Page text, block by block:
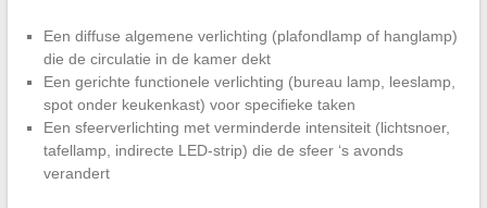
Een diffuse algemene verlichting (plafondlamp of hanglamp)
die de circulatie in de kamer dekt
Een gerichte functionele verlichting (bureau lamp, leeslamp,
spot onder keukenkast) voor specifieke taken
Een sfeerverlichting met verminderde intensiteit (lichtsnoer,
tafellamp, indirecte LED-strip) die de sfeer ‘s avonds
verandert